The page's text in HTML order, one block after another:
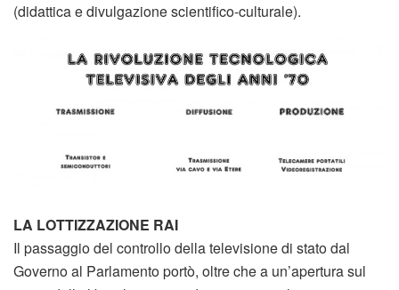
(didattica e divulgazione scientifico-culturale).
LA LOTTIZZAZIONE RAI
Il passaggio del controllo della televisione di stato dal
Governo al Parlamento portò, oltre che a un’apertura sul